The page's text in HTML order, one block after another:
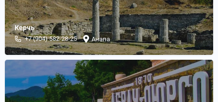
Керчь
+7 (904) 582-28-25 Анапа